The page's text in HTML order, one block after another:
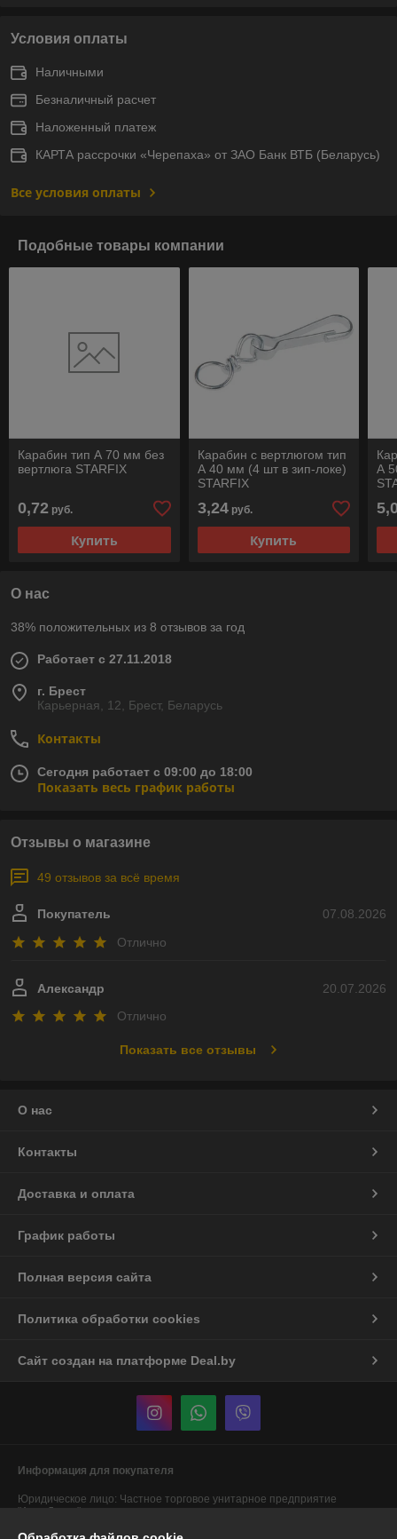
Условия оплаты
Наличными
Безналичный расчет
Наложенный платеж
КАРТА рассрочки «Черепаха» от ЗАО Банк ВТБ (Беларусь)
Все условия оплаты
Подобные товары компании
Карабин тип А 70 мм без
вертлюга STARFIX
0,72 руб.
Купить
Карабин с вертлюгом тип
А 40 мм (4 шт в зип-локе)
STARFIX
3,24руб.
Купить
А
О нас
38% положительных из 8 отзывов за год
Работает с 27.11.2018
г. Брест
Карьерная, 12, Брест, Беларусь
Контакты
Сегодня работает с 09:00 до 18:00
Показать весь график работы
Отзывы о магазине
49 отзывов за всё время
07.08.2026
Покупатель
Отлично
20.07.2026
Александр
Отлично
Показать все отзывы
О нас
Контакты
Доставка и оплата
График работы
Полная версия сайта
Политика обработки cookies
Сайт создан на платформе Deal.by
Информация для покупателя
Юридическое лицо: Частное торговое унитарное предприятие
"АннаДекор"